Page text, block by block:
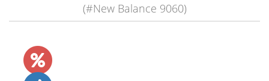
(#New Balance 9060)